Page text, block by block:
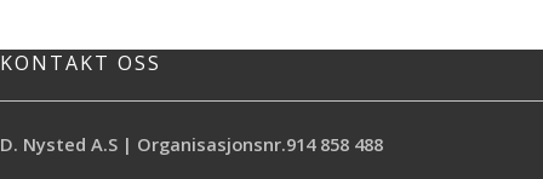
KONTAKT OSS
D. Nysted A.S | Organisasjonsnr.914 858 488